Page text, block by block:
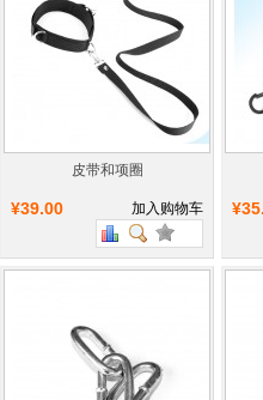
皮带和项圈
¥39.00 加入购物车